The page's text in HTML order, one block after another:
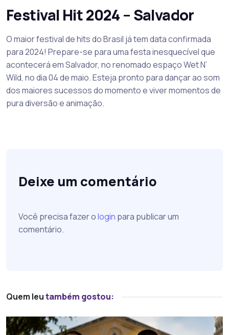
Festival Hit 2024 – Salvador
O maior festival de hits do Brasil já tem data confirmada
para 2024! Prepare-se para uma festa inesquecível que
acontecerá em Salvador, no renomado espaço Wet N’
Wild, no dia 04 de maio. Esteja pronto para dançar ao som
dos maiores sucessos do momento e viver momentos de
pura diversão e animação.
Deixe um comentário
Você precisa fazer ologin para publicar um
comentário.
Quem leutambém gostou: